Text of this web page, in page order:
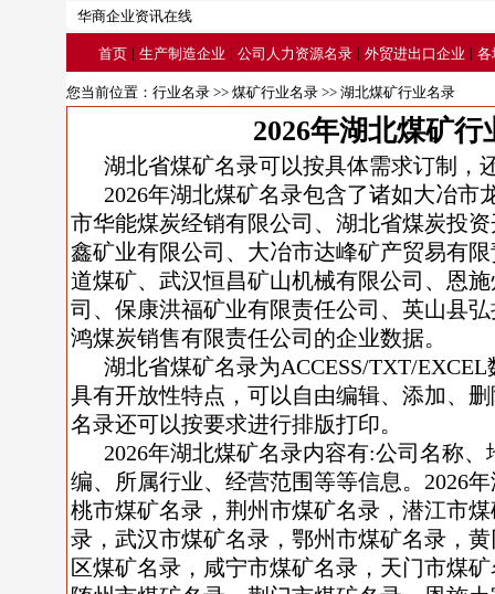
华商企业资讯在线
首页 | 生产制造企业 | 公司人力资源名录 | 外贸进出口企业 | 各
您当前位置： 行业名录 >> 煤矿行业名录 >> 湖北煤矿行业名录
2026年湖北煤矿行
湖北省煤矿名录可以按具体需求订制，
2026年湖北煤矿名录包含了诸如大冶市
市华能煤炭经销有限公司、湖北省煤炭投
鑫矿业有限公司、大冶市达峰矿产贸易有
道煤矿、武汉恒昌矿山机械有限公司、恩
司、保康洪福矿业有限责任公司、英山县
鸿煤炭销售有限责任公司的企业数据。
湖北省煤矿名录为ACCESS/TXT/
具有开放性特点，可以自由编辑、添加、
名录还可以按要求进行排版打印。
2026年湖北煤矿名录内容有:公司名称
编、所属行业、经营范围等等信息。2026
桃市煤矿名录，荆州市煤矿名录，潜江市
录，武汉市煤矿名录，鄂州市煤矿名录，
区煤矿名录，咸宁市煤矿名录，天门市煤